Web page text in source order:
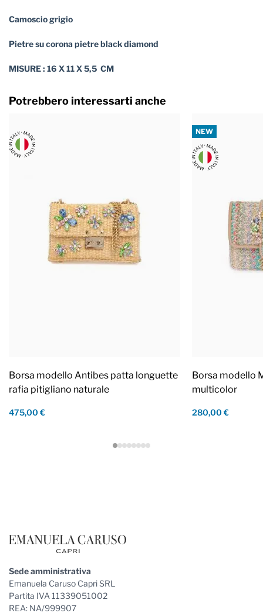
Camoscio grigio
Pietre su corona pietre black diamond
MISURE : 16 X 11 X 5,5 CM
Potrebbero interessarti anche
Borsa modello Antibes patta longuette
rafia pitigliano naturale
475,00 €
NEW
Borsa modello
multicolor
280,00 €
Sede amministrativa
Emanuela Caruso Capri SRL
Partita IVA 11339051002
REA: NA/999907